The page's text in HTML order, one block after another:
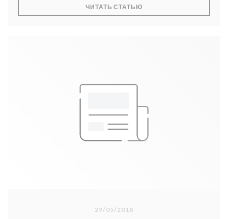
ЧИТАТЬ СТАТЬЮ((ОТКРЫВАЕТСЯ В
29/05/2018